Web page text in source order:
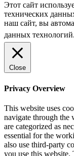
Этот сайт
технических
наш сайт, вы
данных технологий.
Close
Privacy Overview
This website uses
navigate through the
are categorized as
essential for the
also use third-party
you use this